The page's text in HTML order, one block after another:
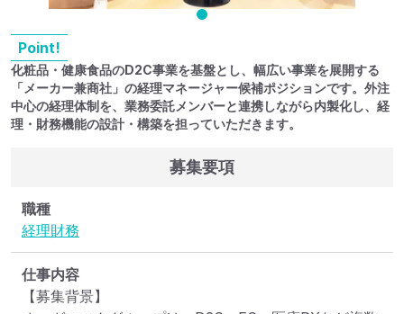
Point!
化粧品・健康食品のD2C事業を基盤とし、幅広い事業を展開する
「メーカー兼商社」の経理マネージャー候補ポジションです。外注
中心の経理体制を、業務委託メンバーと連携しながら内製化し、経
理・財務機能の設計・構築を担っていただきます。
募集要項
職種
経理財務
仕事内容
【募集背景】